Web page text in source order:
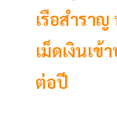
เรือสำราญ
เม็ดเงินเข้
ต่อปี